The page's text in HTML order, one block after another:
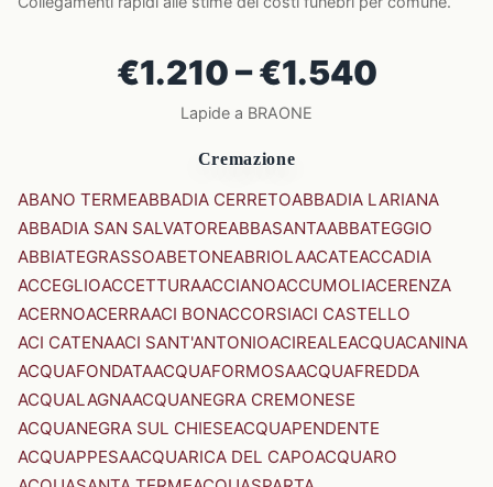
€1.210 – €1.540
Lapide a BRAONE
Cremazione
ABANO TERMEABBADIA CERRETOABBADIA LARIANA
ABBADIA SAN SALVATOREABBASANTAABBATEGGIO
ABBIATEGRASSOABETONEABRIOLAACATEACCADIA
ACCEGLIOACCETTURAACCIANOACCUMOLIACERENZA
ACERNOACERRAACI BONACCORSIACI CASTELLO
ACI CATENAACI SANT'ANTONIOACIREALEACQUACANINA
ACQUAFONDATAACQUAFORMOSAACQUAFREDDA
ACQUALAGNAACQUANEGRA CREMONESE
ACQUANEGRA SUL CHIESEACQUAPENDENTE
ACQUAPPESAACQUARICA DEL CAPOACQUARO